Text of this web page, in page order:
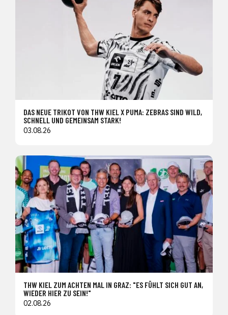
DAS NEUE TRIKOT VON THW KIEL X PUMA: ZEBRAS SIND WILD,
SCHNELL UND GEMEINSAM STARK!
03.08.26
THW KIEL ZUM ACHTEN MAL IN GRAZ: "ES FÜHLT SICH GUT AN,
WIEDER HIER ZU SEIN!"
02.08.26